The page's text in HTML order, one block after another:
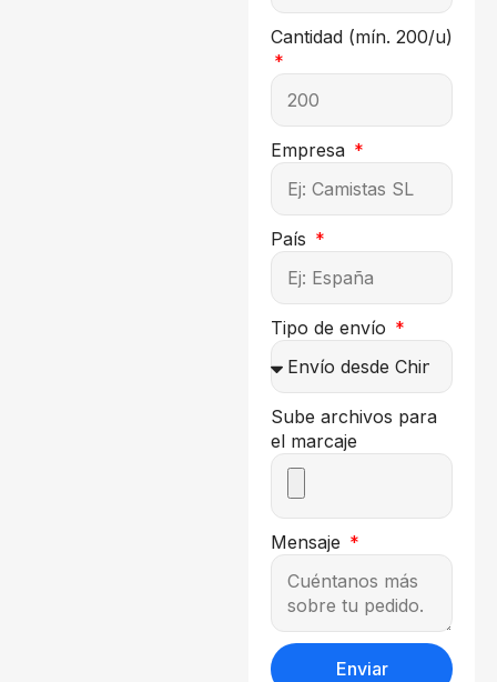
Cantidad (mín. 200/u)
Empresa
País
Tipo de envío
Sube archivos para
el marcaje
Mensaje
Enviar